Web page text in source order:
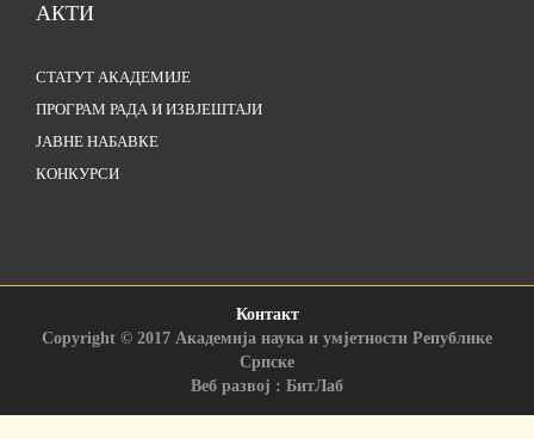
АКТИ
СТАТУТ АКАДЕМИЈЕ
ПРОГРАМ РАДА И ИЗВЈЕШТАЈИ
ЈАВНЕ НАБАВКЕ
КОНКУРСИ
Контакт
Copyright © 2017 Академија наука и умјетности Републике
Српске
Веб развој : БитЛаб